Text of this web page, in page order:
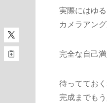
実際にはゆ
カメラアン
完全な自己満
待っててお
完成までもう